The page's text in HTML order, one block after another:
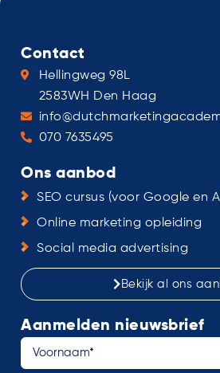
Contact
Hellingweg 98L
2583WH Den Haag
070 7635495
Ons aanbod
SEO cursus (voor Google en
Online marketing opleiding
Social media advertising
Bekijk al ons
Aanmelden nieuwsbrief